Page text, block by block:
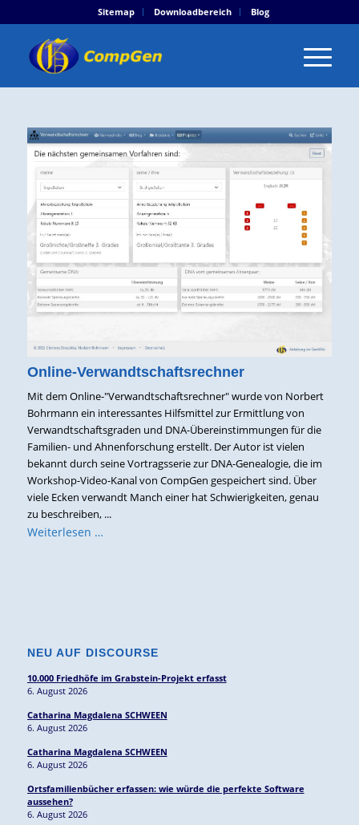
Sitemap Downloadbereich Blog
Online-Verwandtschaftsrechner
Mit dem Online-"Verwandtschaftsrechner" wurde von Norbert
Bohrmann ein interessantes Hilfsmittel zur Ermittlung von
Verwandtschaftsgraden und DNA-Übereinstimmungen für die
Familien- und Ahnenforschung erstellt. Der Autor ist vielen
bekannt durch seine Vortragsserie zur DNA-Genealogie, die im
Workshop-Video-Kanal von CompGen gespeichert sind. Über
viele Ecken verwandt Manch einer hat Schwierigkeiten, genau
zu beschreiben, ...
Weiterlesen …
NEU AUF DISCOURSE
10.000 Friedhöfe im Grabstein-Projekt erfasst
6. August 2026
Catharina Magdalena SCHWEEN
6. August 2026
Catharina Magdalena SCHWEEN
6. August 2026
Ortsfamilienbücher erfassen: wie würde die perfekte Software
aussehen?
6. August 2026